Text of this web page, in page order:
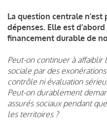
La question centrale
dépenses. Elle est
financement durable de
Peut-on continuer à affaiblir
sociale par des
contrôle ni évaluation
Peut-on durablement
assurés sociaux pendant
les territoires ?